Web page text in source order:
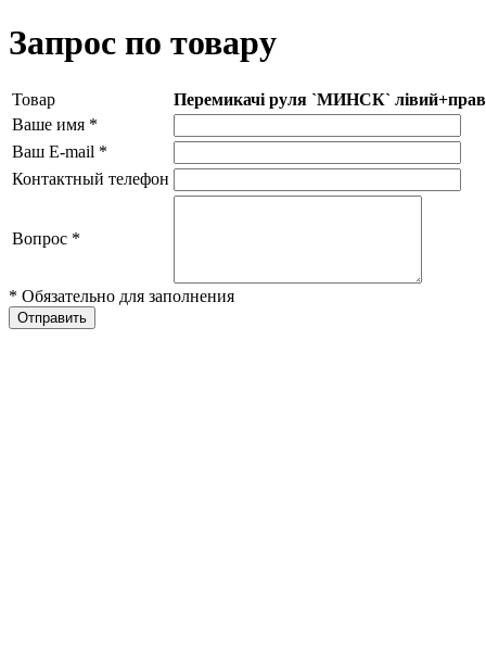
Запрос по товару
Товар
Перемикачі руля `МИНСК`
Ваше имя *
Ваш E-mail *
Контактный телефон
Вопрос *
* Обязательно для заполнения
Отправить